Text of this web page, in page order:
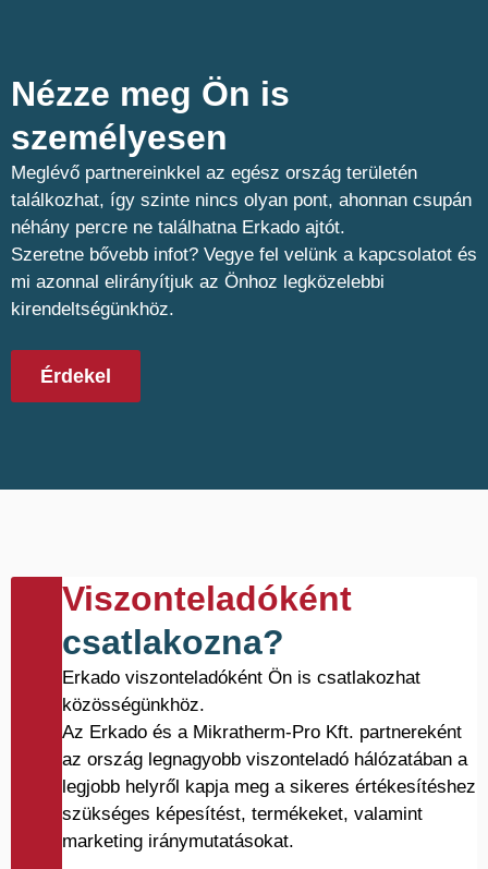
Nézze meg Ön is
személyesen​
Meglévő partnereinkkel az egész ország területén
találkozhat, így szinte nincs olyan pont, ahonnan csupán
néhány percre ne találhatna Erkado ajtót.
Szeretne bővebb infot? Vegye fel velünk a kapcsolatot és
mi azonnal elirányítjuk az Önhoz legközelebbi
kirendeltségünkhöz.
Érdekel
Viszonteladóként
csatlakozna?
Erkado viszonteladóként Ön is csatlakozhat
közösségünkhöz.
Az Erkado és a Mikratherm-Pro Kft. partnereként
az ország legnagyobb viszonteladó hálózatában a
legjobb helyről kapja meg a sikeres értékesítéshez
szükséges képesítést, termékeket, valamint
marketing iránymutatásokat.